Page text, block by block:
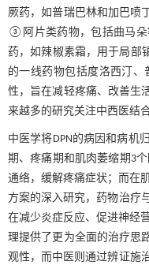
厥药，如普瑞巴林和加巴喷
③阿片类药物，包括曲马朵
药，如辣椒素霜，用于局部
的一线药物包括度洛西汀
性，旨在减轻疼痛、改善生
来越多的研究关注中西医结
中医学将DPN的病因和病机
期、疼痛期和肌肉萎缩期3
通络，缓解疼痛症状；而在
方案的深入研究，药物治疗
在减少炎症反应、促进神经
理提供了更为全面的治疗思
观性，而中医则通过辨证施